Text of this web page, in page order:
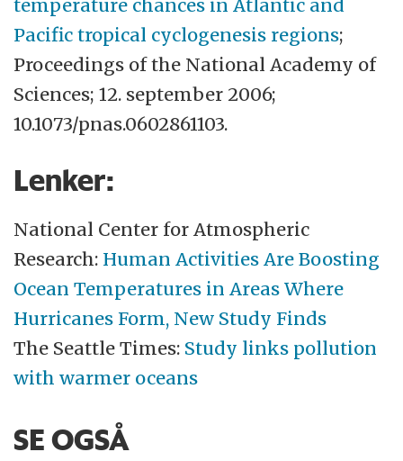
temperature chances in Atlantic and
Pacific tropical cyclogenesis regions;
Proceedings of the National Academy of
Sciences; 12. september 2006;
10.1073/pnas.0602861103.
Lenker:
National Center for Atmospheric
Research: Human Activities Are Boosting
Ocean Temperatures in Areas Where
Hurricanes Form, New Study Finds
The Seattle Times: Study links pollution
with warmer oceans
SE OGSÅ